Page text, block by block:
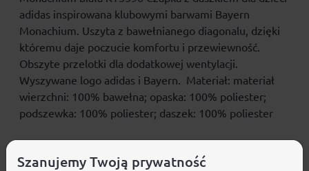
adidas inspirowana klubowymi barwami Bayern
Monachium. Uszyta z bawełnianego diagonalu, dzięki
któremu daje poczucie komfortu i przewiewność.
Obszyte przelotki dla dodatkowej wentylacji.
Wyszywane logo adidas i Bayern. Materiał: materiał
wierzchni: 100% bawełna; opaska: 100% poliester;
podszewka: 100% poliester; daszek: 100% poliester
Szanujemy Twoją prywatność